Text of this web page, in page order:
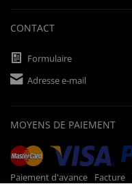
CONTACT
Formulaire
Adresse e-mail
MOYENS DE PAIEMENT
Paiement d'avance Facture